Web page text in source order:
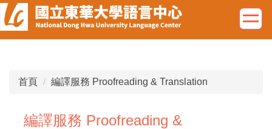
跳
到
主
首頁 編譯服務 Proofreading & Translation
編譯服務 Proofreading &